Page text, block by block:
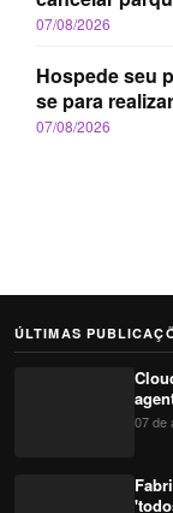
07/08/2026
Hospede seu
se para
07/08/2026
ÚLTIMAS
07 de